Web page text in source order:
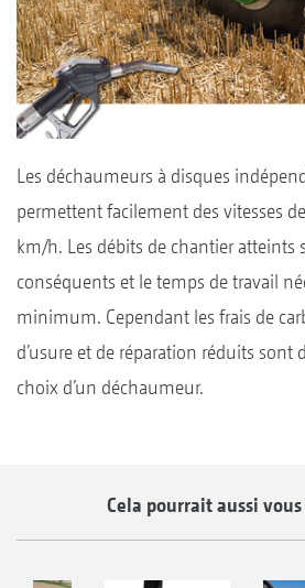
Les déchaumeurs à disques
permettent facilement des vitesses
km/h. Les débits de chantier atteints
conséquents et le temps de travail
minimum. Cependant les frais de
d’usure et de réparation réduits sont
choix d’un déchaumeur.
Cela pourrait aussi